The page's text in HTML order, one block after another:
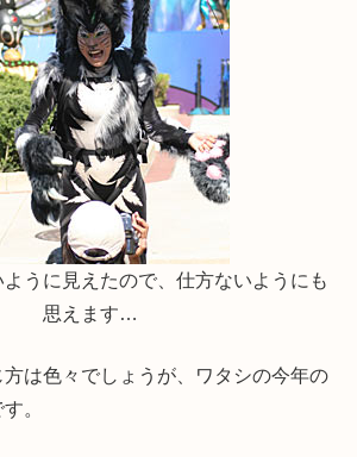
うに見えたので、仕方ないようにも
思えます…
方は色々でしょうが、ワタシの今年の
。